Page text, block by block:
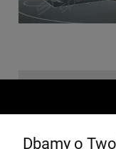
Dbamy o